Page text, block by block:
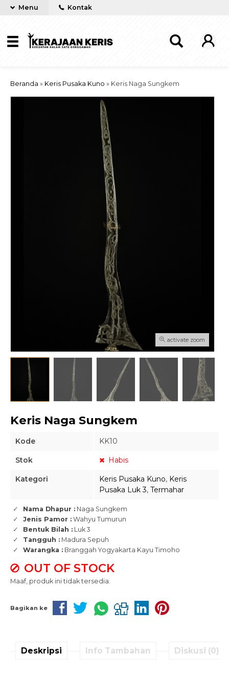
Menu Kontak
Beranda » Keris Pusaka Kuno » Keris Naga Sungkem
activate zoom
Keris Naga Sungkem
Kode KK10
Stok Habis
Kategori Keris Pusaka Kuno, Keris
Pusaka Luk 3, Termahar
Nama Dhapur : Naga Sungkem
Jenis Pamor : Wahyu Tumurun
Bentuk Bilah : Luk 3
Tangguh : Madura Sepuh
Warangka : Branggah Yogyakarta Kayu Timoho
OUT OF STOCK
Maaf, produk ini tidak tersedia.
Bagikan ke
Deskripsi Info Tambahan Diskusi (0)